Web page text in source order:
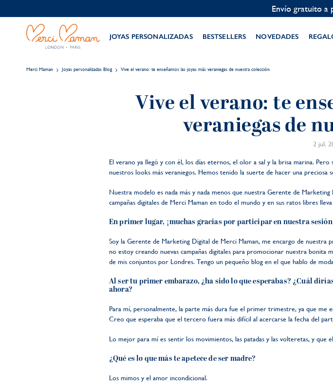
JOYAS PERSONALIZADAS BESTSELLERS NOVEDADES
Merci Maman Joyas personalizadas Blog Vive el verano: te enseñamos las joyas más veraniegas de nuestra colección
Vive el verano: te
veraniegas de
2 jul.
El verano ya llegó y con él, los días eternos, el olor a sal y la brisa marina.
nuestros looks más veraniegos. Hemos tenido la suerte de hacer una preciosa
Nuestra modelo es nada más y nada menos que nuestra Gerente de
campañas digitales de Merci Maman en todo el mundo y en sus ratos libres
En primer lugar, ¡muchas gracias por participar en nuestra
Soy la Gerente de Marketing Digital de Merci Maman, me encargo de nuestra
no estoy creando nuevas campañas digitales para promocionar nuestra
de mis conjuntos por Londres. Tengo un pequeño blog en el que hablo de
Al ser tu primer embarazo, ¿ha sido lo que esperabas? ¿Cuál
ahora?
Para mí, personalmente, la parte más dura fue el primer trimestre, ya que me
Creo que esperaba que el tercero fuera más difícil al acercarse la fecha del
Lo mejor para mí es sentir los movimientos, las patadas y las volteretas, y que
¿Qué es lo que más te apetece de ser madre?
Los mimos y el amor incondicional.